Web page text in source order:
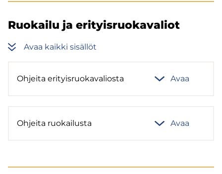
Ruo­kai­lu ja eri­tyis­ruo­ka­va­liot
Avaa kaik­ki si­säl­löt
Oh­jei­ta eri­tyis­ruo­ka­va­lios­ta Avaa
Oh­jei­ta ruo­kai­lus­ta Avaa